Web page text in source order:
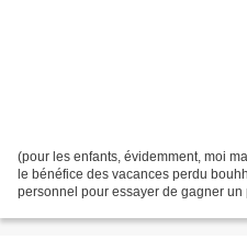
(pour les enfants, évidemment, moi
le bénéfice des vacances perdu
personnel pour essayer de gagner